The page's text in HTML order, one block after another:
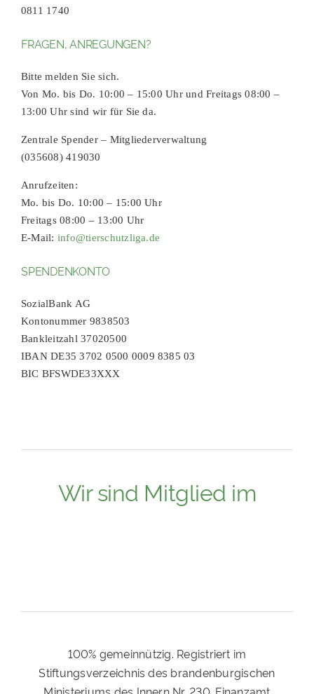
0811 1740
FRAGEN, ANREGUNGEN?
Bitte melden Sie sich.
Von Mo. bis Do. 10:00 – 15:00 Uhr und Freitags 08:00 –
13:00 Uhr sind wir für Sie da.
Zentrale Spender – Mitgliederverwaltung
(035608) 419030
Anrufzeiten:
Mo. bis Do. 10:00 – 15:00 Uhr
Freitags 08:00 – 13:00 Uhr
E-Mail: info@tierschutzliga.de
SPENDENKONTO
SozialBank AG
Kontonummer 9838503
Bankleitzahl 37020500
IBAN DE35 3702 0500 0009 8385 03
BIC BFSWDE33XXX
Wir sind Mitglied im
100% gemeinnützig. Registriert im
Stiftungsverzeichnis des brandenburgischen